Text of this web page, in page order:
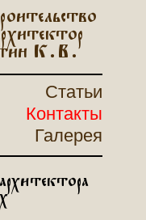
К.В.
Статьи
Контакты
Галерея